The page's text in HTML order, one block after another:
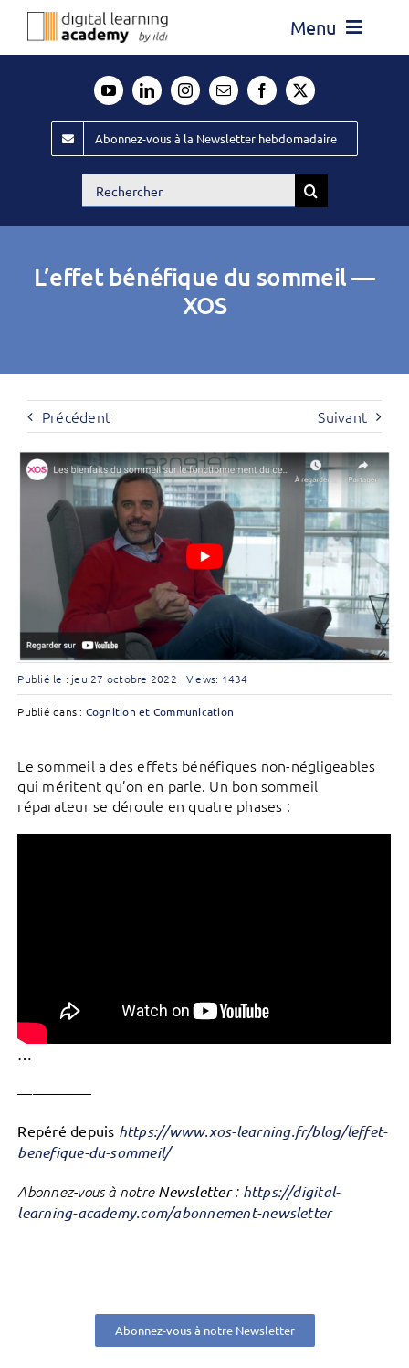
Passer
Menu
Évènements ILDI
Offres d’emploi
Publiez
Abonnez-vous à la Newsletter hebdomadaire
Rechercher:
L’effet bénéfique du sommeil —
XOS
Précédent Suivant
Publié le : jeu 27 octobre 2022 Views: 1434
Publié dans : Cognition et Communication
Le sommeil a des effets bénéfiques non-négligeables
qui méritent qu’on en parle. Un bon sommeil
réparateur se déroule en quatre phases :
—————
Repéré depuis https://www.xos-learning.fr/blog/leffet-
benefique-du-sommeil/
Abonnez-vous à notre Newsletter: https://digital-
learning-academy.com/abonnement-newsletter
Abonnez-vous à notre Newsletter